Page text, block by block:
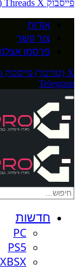
פייסבוק
Threads X (טוויטר)
אודות
צור קשר
פרסמו אצלנו
X (טוויטר) פייסבוק
Telegram
חדשות
PC
PS5
XBSX